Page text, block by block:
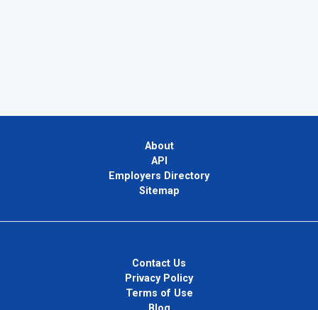
About
API
Employers Directory
Sitemap
Contact Us
Privacy Policy
Terms of Use